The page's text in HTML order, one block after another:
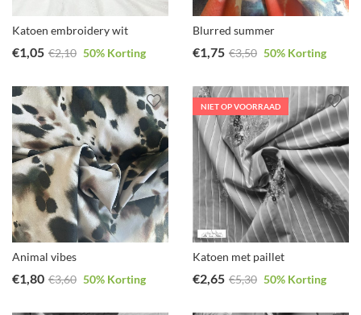
Katoen embroidery wit
€1,05 €2,10 50% Korting
Blurred summer
€1,75 €3,50 50% Korting
Animal vibes
€1,80 €3,60 50% Korting
NIET OP VOORRAAD
Katoen met paillet
€2,65 €5,30 50% Korting